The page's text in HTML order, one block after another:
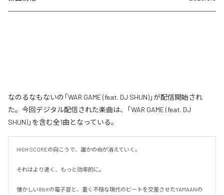
なのるなもないの「WAR GAME (feat. DJ SHUN)」が配信開始され
た。今回デジタル配信された楽曲は、「WAR GAME (feat. DJ
SHUN)」を含む全1曲となっている。
HIGH SCOREの向こうで、誰かの命が消えていく。
それはより速く、もっと効率的に。
懐かしい8bitの電子音と、重く不穏な現代のビートを交差させたYAMAANの